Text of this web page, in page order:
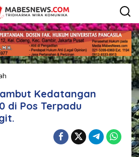
l
r
e
s
Kedatangan
di Pos Terpadu